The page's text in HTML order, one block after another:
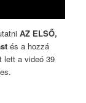
AZ ELSŐ,
és a hozzá
lett a videó 39